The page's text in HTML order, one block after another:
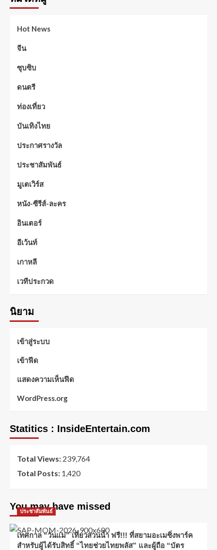
Hot News
จีน
ซุบซิบ
ดนตรี
ท่องเที่ยว
บันเทิงไทย
ประกาศรางวัล
ประชาสัมพันธ์
มูเตเวิร์ส
หนัง-ซีรีส์-ละคร
อินเตอร์
อีเว้นท์
เกาหลี
เวทีประกวด
นิยาม
เข้าสู่ระบบ
เข้าฟีด
แสดงความเห็นฟีด
WordPress.org
Statitics : InsideEntertain.com
Total Views: 239,764
Total Posts: 1,420
You may have missed
ประชาสัมพันธ์
เทศกาล “วันแม่” เที่ยวสวนน้ำ ฟรี!!! ที่สยามอะเมซิ่งพาร์ค
สำหรับผู้ได้รับสิทธิ์ “ไทยช่วยไทยพลัส” และผู้ถือ “บัตร